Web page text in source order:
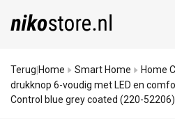
Terug Home Smart Home Home
drukknop 6-voudig met LED en
Control blue grey coated (220-52206)